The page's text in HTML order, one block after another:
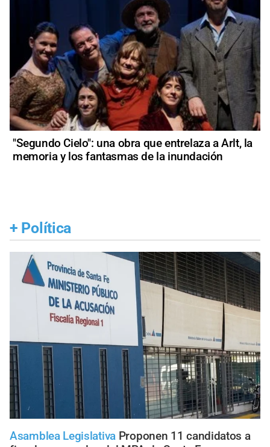
"Segundo Cielo": una obra que entrelaza a Arlt, la
memoria y los fantasmas de la inundación
+ Política
Asamblea Legislativa Proponen 11 candidatos a